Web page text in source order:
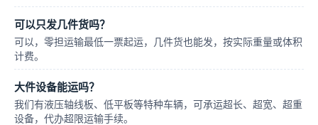
可以只发几件货吗？
可以，零担运输最低一票起运，几件货也能发，按实际重量或体积
计费。
大件设备能运吗？
我们有液压轴线板、低平板等特种车辆，可承运超长、超宽、超重
设备，代办超限运输手续。